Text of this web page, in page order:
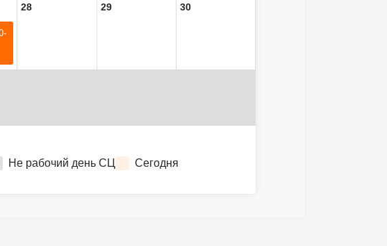
28 29 30
Не рабочий день СЦ Сегодня